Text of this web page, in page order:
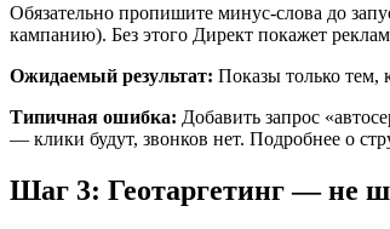
Обязательно пропишите минус-слова до
кампанию). Без этого Директ покажет
Ожидаемый результат: Показы только тем,
Типичная ошибка: Добавить запрос
— клики будут, звонков нет. Подробнее о
Шаг 3: Геотаргетинг — не